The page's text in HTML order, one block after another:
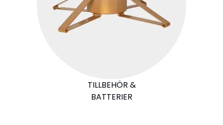
TILLBEHÖR &
BATTERIER